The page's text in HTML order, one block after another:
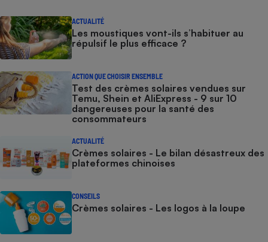
ACTUALITÉ
Les moustiques vont-ils s’habituer au
répulsif le plus efficace ?
ACTION QUE CHOISIR ENSEMBLE
Test des crèmes solaires vendues sur
Temu, Shein et AliExpress - 9 sur 10
dangereuses pour la santé des
consommateurs
ACTUALITÉ
Crèmes solaires - Le bilan désastreux des
plateformes chinoises
CONSEILS
Crèmes solaires - Les logos à la loupe